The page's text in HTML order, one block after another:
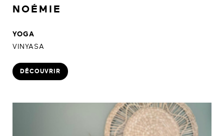
NOÉMIE
YOGA
VINYASA
DÉCOUVRIR